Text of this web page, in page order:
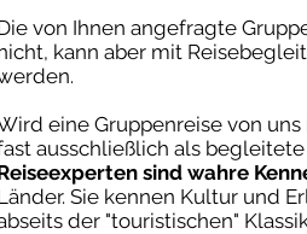
von Ihnen angefragte
kann aber mit
eine Gruppenreise von
ausschließlich als begleitete
sind wahre
Sie kennen Kultur und
der "touristischen"